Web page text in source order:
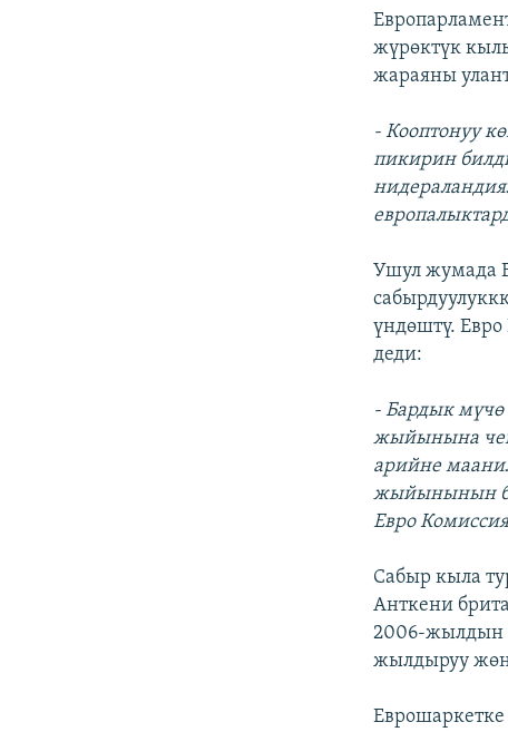
жүрөктүк
жараяны
- Кооптонуу
пикирин
Ушул жумада
үндөштү.
деди:
- Бардык
жыйынына
арийне
жыйынынын
Евро
Сабыр кыла
Анткени
2006-жылдын
жылдыруу